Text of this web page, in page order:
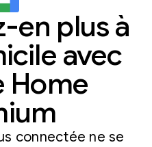
en plus à
avec
Home
connectée ne se